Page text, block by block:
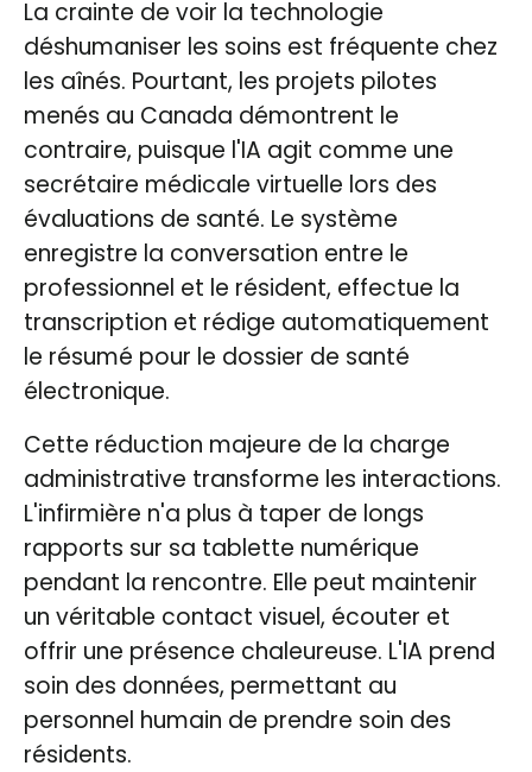
La crainte de voir la technologie
déshumaniser les soins est fréquente chez
les aînés. Pourtant, les projets pilotes
menés au Canada démontrent le
contraire, puisque l'IA agit comme une
secrétaire médicale virtuelle lors des
évaluations de santé. Le système
enregistre la conversation entre le
professionnel et le résident, effectue la
transcription et rédige automatiquement
le résumé pour le dossier de santé
électronique.
Cette réduction majeure de la charge
administrative transforme les interactions.
L'infirmière n'a plus à taper de longs
rapports sur sa tablette numérique
pendant la rencontre. Elle peut maintenir
un véritable contact visuel, écouter et
offrir une présence chaleureuse. L'IA prend
soin des données, permettant au
personnel humain de prendre soin des
résidents.